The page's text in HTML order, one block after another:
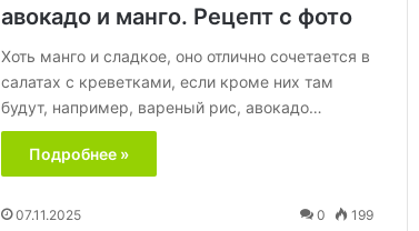
авокадо и манго. Рецепт с фото
Хоть манго и сладкое, оно отлично сочетается в
салатах с креветками, если кроме них там
будут, например, вареный рис, авокадо…
Подробнее »
07.11.2025 0 199